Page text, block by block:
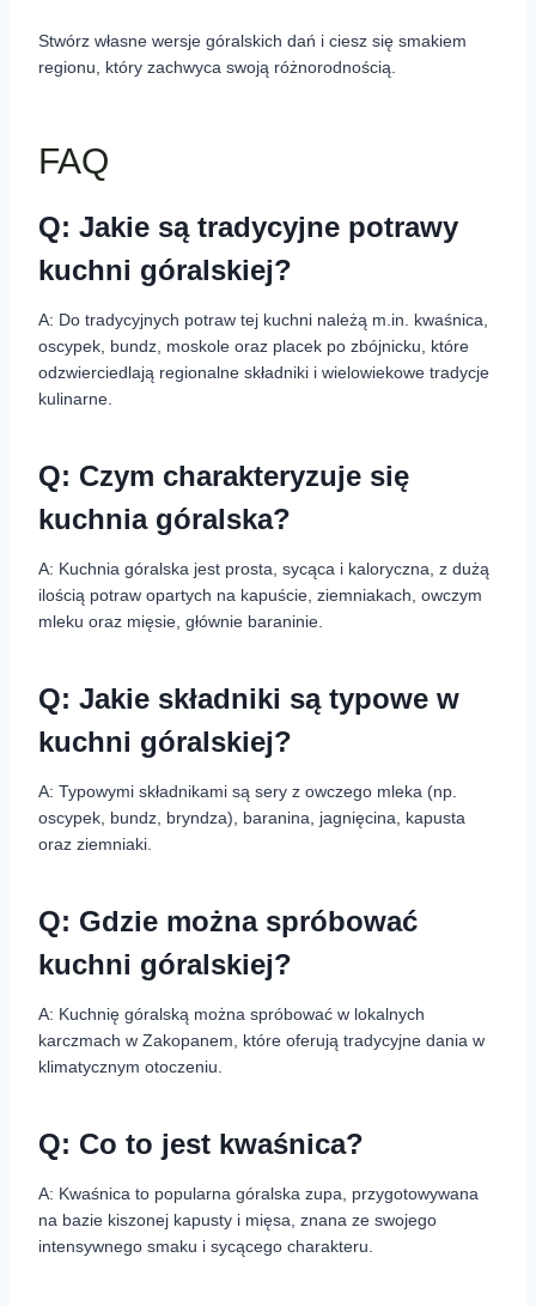
Stwórz własne wersje góralskich dań i ciesz się smakiem
regionu, który zachwyca swoją różnorodnością.
FAQ
Q: Jakie są tradycyjne potrawy
kuchni góralskiej?
A: Do tradycyjnych potraw tej kuchni należą m.in. kwaśnica,
oscypek, bundz, moskole oraz placek po zbójnicku, które
odzwierciedlają regionalne składniki i wielowiekowe tradycje
kulinarne.
Q: Czym charakteryzuje się
kuchnia góralska?
A: Kuchnia góralska jest prosta, sycąca i kaloryczna, z dużą
ilością potraw opartych na kapuście, ziemniakach, owczym
mleku oraz mięsie, głównie baraninie.
Q: Jakie składniki są typowe w
kuchni góralskiej?
A: Typowymi składnikami są sery z owczego mleka (np.
oscypek, bundz, bryndza), baranina, jagnięcina, kapusta
oraz ziemniaki.
Q: Gdzie można spróbować
kuchni góralskiej?
A: Kuchnię góralską można spróbować w lokalnych
karczmach w Zakopanem, które oferują tradycyjne dania w
klimatycznym otoczeniu.
Q: Co to jest kwaśnica?
A: Kwaśnica to popularna góralska zupa, przygotowywana
na bazie kiszonej kapusty i mięsa, znana ze swojego
intensywnego smaku i sycącego charakteru.